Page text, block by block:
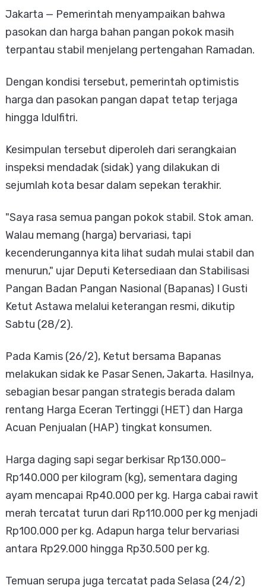
Jakarta — Pemerintah menyampaikan bahwa
pasokan dan harga bahan pangan pokok masih
terpantau stabil menjelang pertengahan Ramadan.
Dengan kondisi tersebut, pemerintah optimistis
harga dan pasokan pangan dapat tetap terjaga
hingga Idulfitri.
Kesimpulan tersebut diperoleh dari serangkaian
inspeksi mendadak (sidak) yang dilakukan di
sejumlah kota besar dalam sepekan terakhir.
"Saya rasa semua pangan pokok stabil. Stok aman.
Walau memang (harga) bervariasi, tapi
kecenderungannya kita lihat sudah mulai stabil dan
menurun," ujar Deputi Ketersediaan dan Stabilisasi
Pangan Badan Pangan Nasional (Bapanas) I Gusti
Ketut Astawa melalui keterangan resmi, dikutip
Sabtu (28/2).
Pada Kamis (26/2), Ketut bersama Bapanas
melakukan sidak ke Pasar Senen, Jakarta. Hasilnya,
sebagian besar pangan strategis berada dalam
rentang Harga Eceran Tertinggi (HET) dan Harga
Acuan Penjualan (HAP) tingkat konsumen.
Harga daging sapi segar berkisar Rp130.000–
Rp140.000 per kilogram (kg), sementara daging
ayam mencapai Rp40.000 per kg. Harga cabai rawit
merah tercatat turun dari Rp110.000 per kg menjadi
Rp100.000 per kg. Adapun harga telur bervariasi
antara Rp29.000 hingga Rp30.500 per kg.
Temuan serupa juga tercatat pada Selasa (24/2)